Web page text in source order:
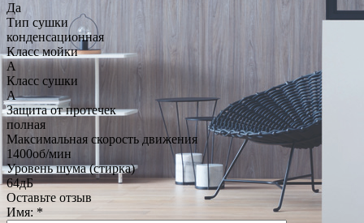
Да
Тип сушки
конденсационная
Класс мойки
A
Класс сушки
A
Защита от протечек
полная
Максимальная скорость движения
1400об/мин
Уровень шума (стирка)
64дБ
Оставьте отзыв
Имя: *